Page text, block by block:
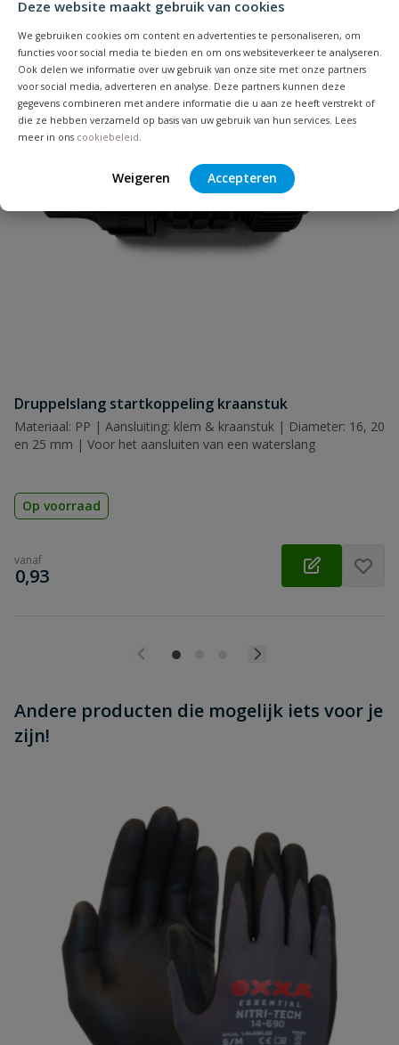
Deze website maakt gebruik van cookies
We gebruiken cookies om content en advertenties te personaliseren, om
functies voor social media te bieden en om ons websiteverkeer te analyseren.
Ook delen we informatie over uw gebruik van onze site met onze partners
voor social media, adverteren en analyse. Deze partners kunnen deze
gegevens combineren met andere informatie die u aan ze heeft verstrekt of
die ze hebben verzameld op basis van uw gebruik van hun services. Lees
meer in ons cookiebeleid
Weigeren Accepteren
Uw waardering:
Samenvatting
Beoordeling versturen
Druppelslang startkoppeling kraanstuk
Materiaal: PP | Aansluiting: klem & kraanstuk | Diameter: 16, 20
en 25 mm | Voor het aansluiten van een waterslang
Op voorraad
vanaf
€
0,93
Andere producten die mogelijk iets voor je
zijn!